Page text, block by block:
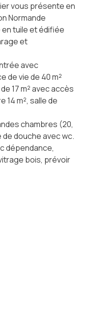
vous présente en
Normande
en tuile et édifiée
et
avec
de vie de 40 m²
17 m² avec accès
14 m², salle de
chambres (20,
de douche avec wc.
dépendance,
bois, prévoir